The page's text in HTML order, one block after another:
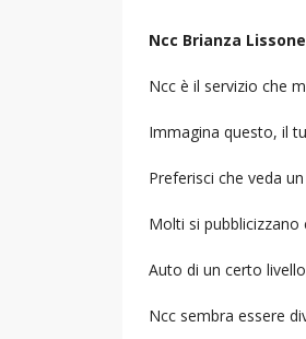
Ncc Brianza Lissone
Ncc è il servizio che
Immagina questo, il
Preferisci che veda
Molti si
Auto di un certo
Ncc sembra essere